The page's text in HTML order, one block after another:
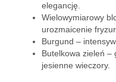
elegancję.
Wielowymiarowy
urozmaicenie
Burgund –
Butelkowa zieleń –
jesienne wieczory.